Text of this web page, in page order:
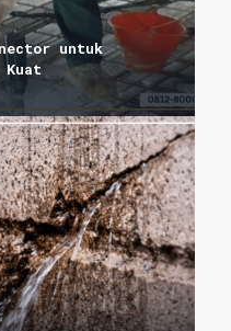
untuk